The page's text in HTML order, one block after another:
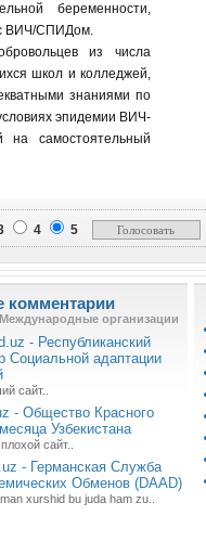
беременности,
с ВИЧ/СПИДом.
из числа
школ и колледжей,
знаниями по
эпидемии ВИЧ-
самостоятельный
4 5
комментарии
Международные организации
- Республиканский
Социальной адаптации
сайт..
- Общество Красного
Узбекистана
сайт..
- Германская Служба
Обменов (DAAD)
xurshid bu juda ham zu..